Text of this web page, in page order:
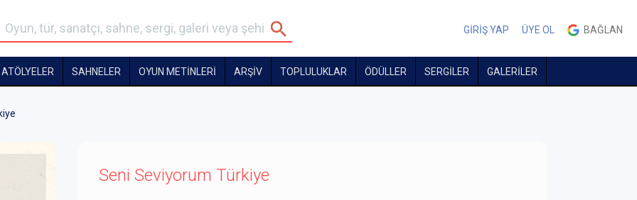
GİRİŞ YAP ÜYE OL BAĞLAN
ATÖLYELER SAHNELER OYUN METİNLERİ ARŞİV TOPLULUKLAR ÖDÜLLER SERGİLER GALERİLER
Seni Seviyorum Türkiye